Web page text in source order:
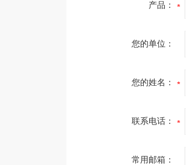
产品：
您的单位：
您的姓名：
联系电话：
常用邮箱：